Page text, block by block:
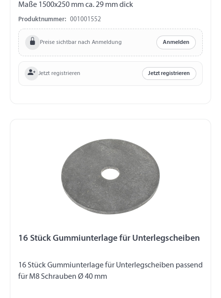
Maße 1500x250 mm ca. 29 mm dick
Produktnummer: 001001552
Preise sichtbar nach Anmeldung Anmelden
Jetzt registrieren Jetzt registrieren
16 Stück Gummiunterlage für Unterlegscheiben
16 Stück Gummiunterlage für Unterlegscheiben passend
für M8 Schrauben Ø 40 mm